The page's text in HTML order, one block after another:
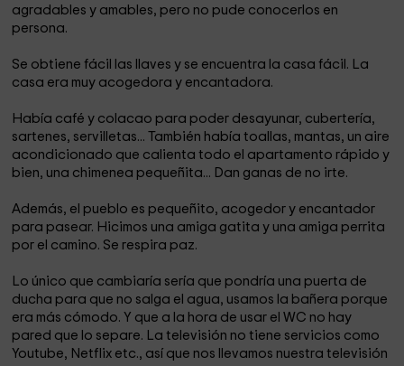
agradables y amables, pero no pude conocerlos en
persona.
Se obtiene fácil las llaves y se encuentra la casa fácil. La
casa era muy acogedora y encantadora.
Había café y colacao para poder desayunar, cubertería,
sartenes, servilletas... También había toallas, mantas, un aire
acondicionado que calienta todo el apartamento rápido y
bien, una chimenea pequeñita... Dan ganas de no irte.
Además, el pueblo es pequeñito, acogedor y encantador
para pasear. Hicimos una amiga gatita y una amiga perrita
por el camino. Se respira paz.
Lo único que cambiaría sería que pondría una puerta de
ducha para que no salga el agua, usamos la bañera porque
era más cómodo. Y que a la hora de usar el WC no hay
pared que lo separe. La televisión no tiene servicios como
Youtube, Netflix etc., así que nos llevamos nuestra televisión